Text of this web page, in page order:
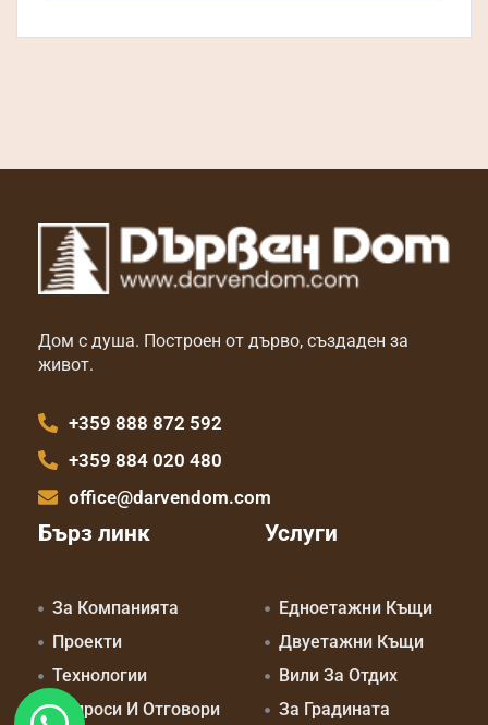
Дом с душа. Построен от дърво, създаден за
живот.
+359 888 872 592
+359 884 020 480
office@darvendom.com
Бърз линк
За Компанията
Проекти
Технологии
Въпроси И Отговори
Услуги
Едноетажни Къщи
Двуетажни Къщи
Вили За Отдих
За Градината